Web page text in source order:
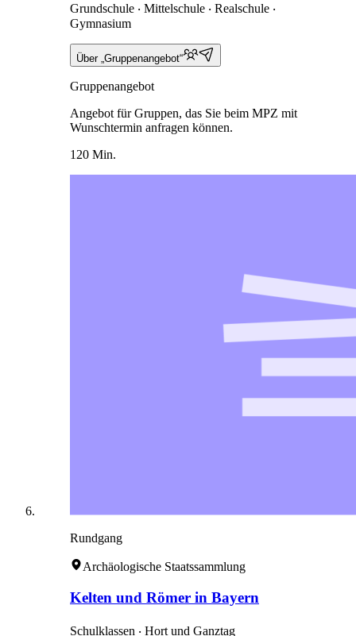
Grundschule ‧ Mittelschule ‧ Realschule ‧
Gymnasium
Über „Gruppenangebot“
Gruppenangebot
Angebot für Gruppen, das Sie beim MPZ mit
Wunschtermin anfragen können.
120 Min.
Rundgang
Archäologische Staatssammlung
Kelten und Römer in Bayern
Schulklassen ‧ Hort und Ganztag